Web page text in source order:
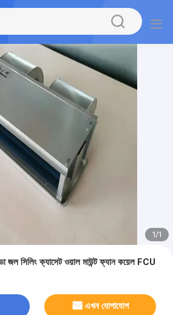
1/1
সিলিং ক্যাসেট ওয়াল মাউন্ট ফ্যান কয়েল FCU
এখন যোগাযোগ